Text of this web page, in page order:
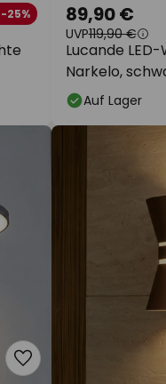
-25%
Lucande
Narkelo,
89,90 €
UVP119,90 €
Auf Lager